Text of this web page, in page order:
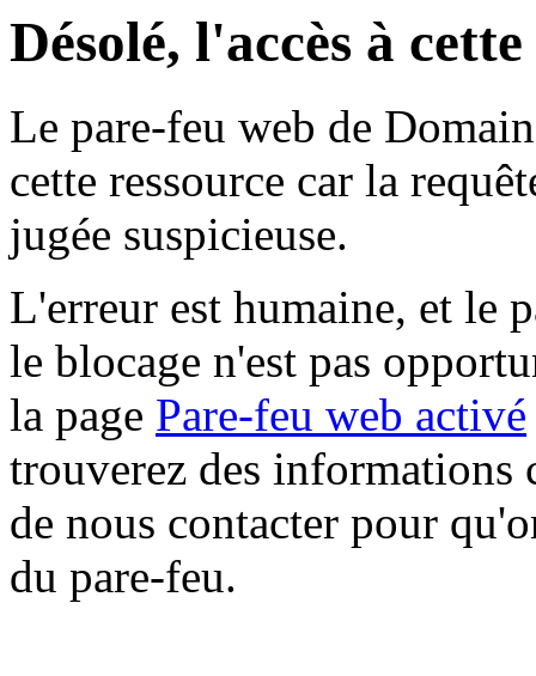
Désolé, l'accès à
Le pare-feu web de
cette ressource car la
jugée suspicieuse.
L'erreur est humaine, et le
le blocage n'est pas
la page Pare-feu web activé
trouverez des informations
de nous contacter pour
du pare-feu.